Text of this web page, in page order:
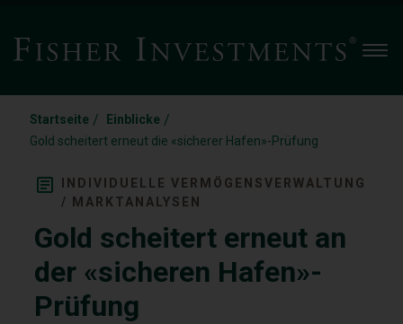
Startseite / Einblicke /
Gold scheitert erneut die «sicherer Hafen»-Prüfung
INDIVIDUELLE VERMÖGENSVERWALTUNG
/ MARKTANALYSEN
Gold scheitert erneut an
der «sicheren Hafen»-
Prüfung